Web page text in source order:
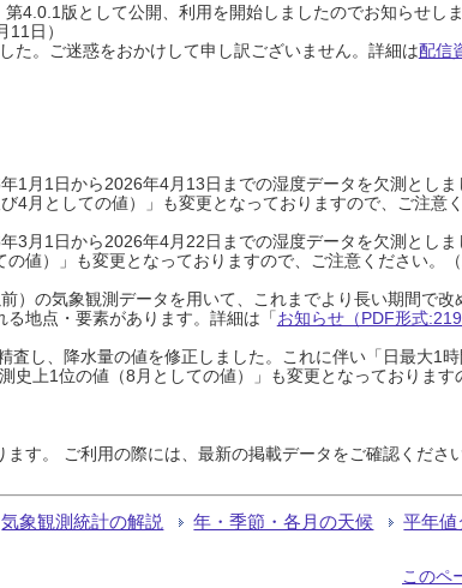
4.0.1版として公開、利用を開始しましたのでお知らせし
日）
た。ご迷惑をおかけして申し訳ございません。詳細は配信
1月1日から2026年4月13日までの湿度データを欠測としま
月としての値）」も変更となっておりますので、ご注意く
3月1日から2026年4月22日までの湿度データを欠測としま
値）」も変更となっておりますので、ご注意ください。
）の気象観測データを用いて、これまでより長い期間で改
地点・要素があります。詳細は「お知らせ（PDF形式
し、降水量の値を修正しました。これに伴い「日最大1
史上1位の値（8月としての値）」も変更となっております
す。 ご利用の際には、最新の掲載データをご確認くださ
気象観測統計の解説 年・季節・各月の天候 平年値
このペ